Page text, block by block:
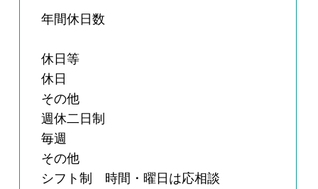
年間休日数
休日等
休日
その他
週休二日制
毎週
その他
シフト制 時間・曜日は応相談